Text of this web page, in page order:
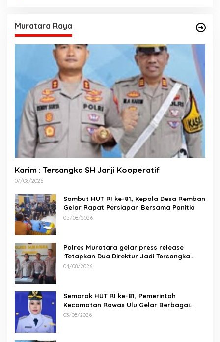
Muratara Raya
Karim : Tersangka SH Janji Kooperatif
07/08/2026
Sambut HUT RI ke-81, Kepala Desa Remban
Gelar Rapat Persiapan Bersama Panitia
05/08/2026
Polres Muratara gelar press release
:Tetapkan Dua Direktur Jadi Tersangka
Kecelakaan Maut antara Bus ALS dan
04/08/2026
Semarak HUT RI ke-81, Pemerintah
Kecamatan Rawas Ulu Gelar Berbagai
Lomba
03/08/2026